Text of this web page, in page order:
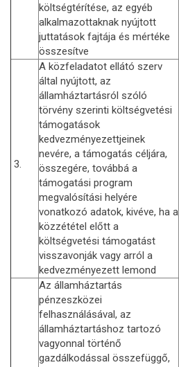
költségtérítése, az egyéb
alkalmazottaknak nyújtott
juttatások fajtája és mértéke
összesítve
3.
A közfeladatot ellátó szerv
által nyújtott, az
államháztartásról szóló
törvény szerinti költségvetési
támogatások
kedvezményezettjeinek
nevére, a támogatás céljára,
összegére, továbbá a
támogatási program
megvalósítási helyére
vonatkozó adatok, kivéve, ha a
közzététel előtt a
költségvetési támogatást
visszavonják vagy arról a
kedvezményezett lemond
Az államháztartás
pénzeszközei
felhasználásával, az
államháztartáshoz tartozó
vagyonnal történő
gazdálkodással összefüggő,